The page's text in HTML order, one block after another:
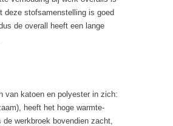
deze stofsamenstelling is goed
de overall heeft een lange
van katoen en polyester in zich:
heeft het hoge warmte-
werkbroek bovendien zacht,